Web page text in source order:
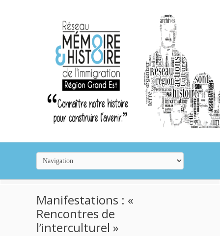
Manifestations : «
Rencontres de
l’interculturel »